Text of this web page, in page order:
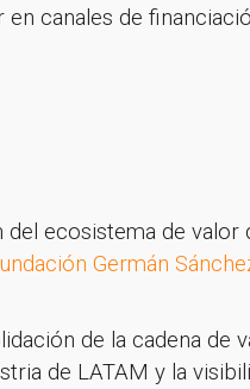
canales de
ecosistema de valor
Germán
de la cadena de
de LATAM y la